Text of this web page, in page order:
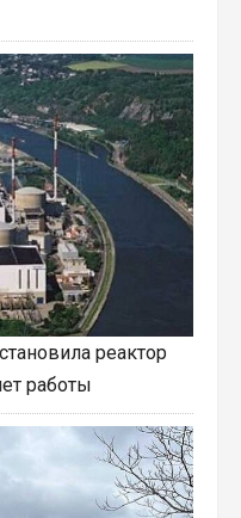
реактор
работы